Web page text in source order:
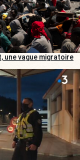
une vague migratoire